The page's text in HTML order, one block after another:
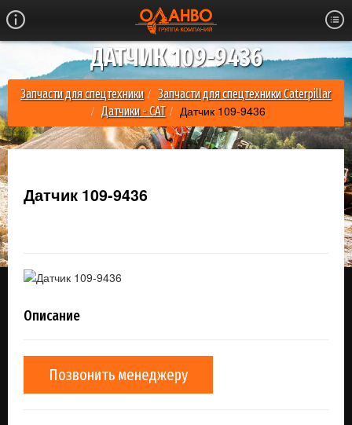
ДАТЧИК 109-9436
Запчасти для спецтехники
Запчасти для спецтехники Caterpillar
Датчики - CAT
Датчик 109-9436
Датчик 109-9436
Описание
Позвонить менеджеру